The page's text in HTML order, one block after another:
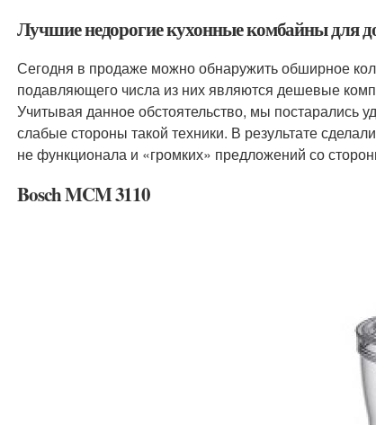
Лучшие недорогие кухонные комбайны для
Сегодня в продаже можно обнаружить обширное
подавляющего числа из них являются дешевые
Учитывая данное обстоятельство, мы постарались
слабые стороны такой техники. В результате
не функционала и «громких» предложений со
Bosch MCM 3110